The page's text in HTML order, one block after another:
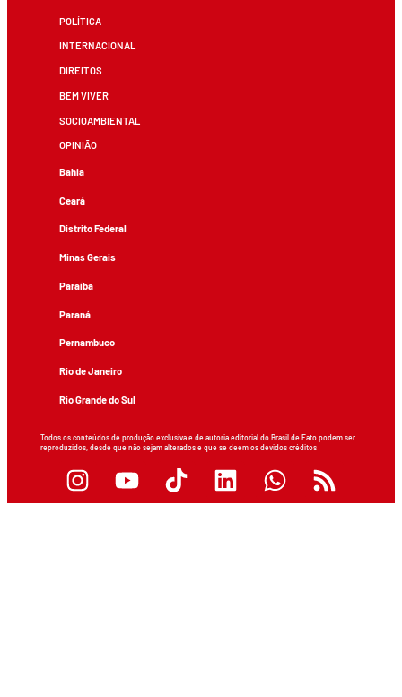
POLÍTICA
INTERNACIONAL
DIREITOS
BEM VIVER
SOCIOAMBIENTAL
OPINIÃO
Bahia
Ceará
Distrito Federal
Minas Gerais
Paraíba
Paraná
Pernambuco
Rio de Janeiro
Rio Grande do Sul
Todos os conteúdos de produção exclusiva e de autoria editorial do Brasil de Fato podem ser
reproduzidos, desde que não sejam alterados e que se deem os devidos créditos.